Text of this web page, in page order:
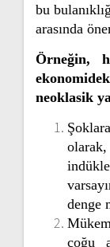
bu
arasında
Örneğin,
neoklasik
denge
çoğu